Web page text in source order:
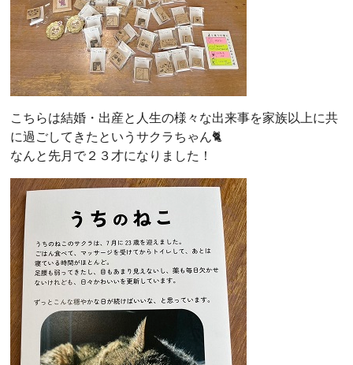
こちらは結婚・出産と人生の様々な出来事を家族以上に共
に過ごしてきたというサクラちゃん🐈
なんと先月で２３才になりました！